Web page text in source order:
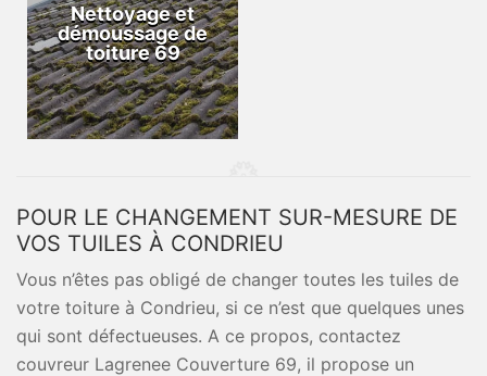
Nettoyage et
démoussage de
toiture 69
POUR LE CHANGEMENT SUR-MESURE DE
VOS TUILES À CONDRIEU
Vous n’êtes pas obligé de changer toutes les tuiles de
votre toiture à Condrieu, si ce n’est que quelques unes
qui sont défectueuses. A ce propos, contactez
couvreur Lagrenee Couverture 69, il propose un